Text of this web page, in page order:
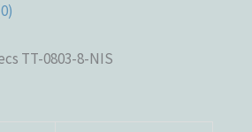
TT-0803-8-NIS